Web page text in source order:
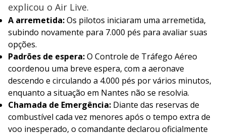
explicou o Air Live.
A arremetida:Os pilotos iniciaram uma arremetida,
subindo novamente para 7.000 pés para avaliar suas
opções.
Padrões de espera:O Controle de Tráfego Aéreo
coordenou uma breve espera, com a aeronave
descendo e circulando a 4.000 pés por vários minutos,
enquanto a situação em Nantes não se resolvia.
Chamada de Emergência: Diante das reservas de
combustível cada vez menores após o tempo extra de
voo inesperado, o comandante declarou oficialmente